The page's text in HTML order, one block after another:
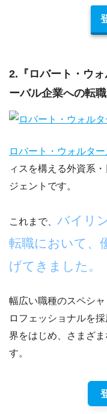
2.『ロバート・ウ
ーバル企業への転
ロバート・ウォルタ
ィスを構える外資系
ジェントです。
これまで、 バイリ
転職において、
げてきました。
幅広い職種のスペシ
ロフェッショナルを
界をはじめ、さまざ
す。